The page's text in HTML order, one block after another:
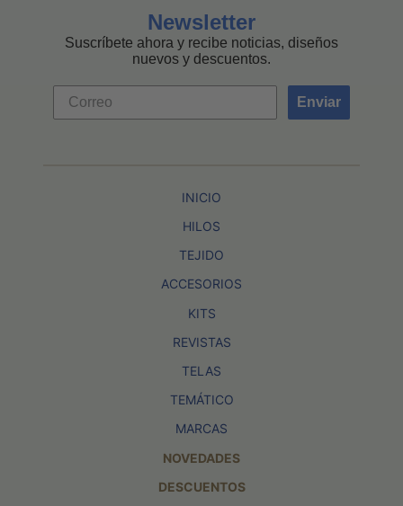
Newsletter
Suscríbete ahora y recibe noticias, diseños
nuevos y descuentos.
Enviar
INICIO
HILOS
TEJIDO
ACCESORIOS
KITS
REVISTAS
TELAS
TEMÁTICO
MARCAS
NOVEDADES
DESCUENTOS